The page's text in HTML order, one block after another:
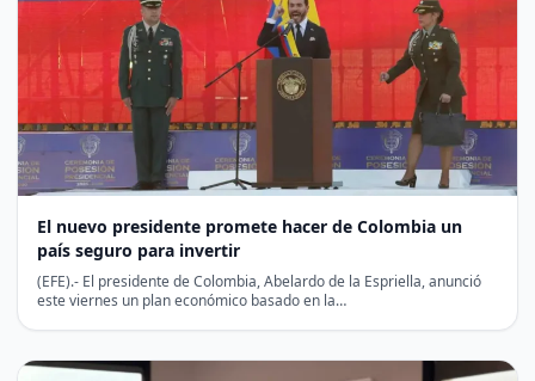
El nuevo presidente promete hacer de Colombia un
país seguro para invertir
(EFE).- El presidente de Colombia, Abelardo de la Espriella, anunció
este viernes un plan económico basado en la…